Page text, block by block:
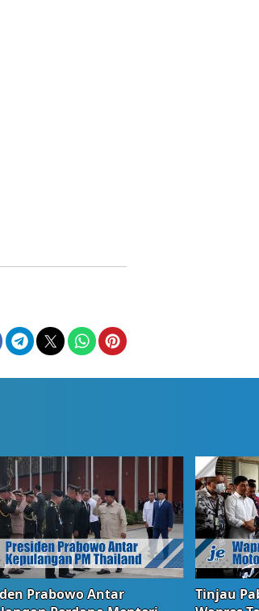
Prabowo Antar
Tinjau